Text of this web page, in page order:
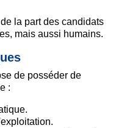
la part des candidats
mais aussi humains.
de posséder de
: